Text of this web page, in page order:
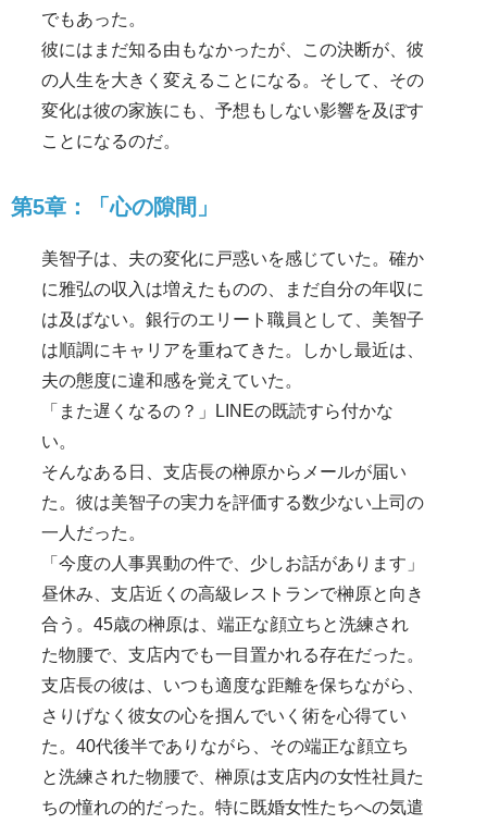
でもあった。
彼にはまだ知る由もなかったが、この決断が、彼
の人生を大きく変えることになる。そして、その
変化は彼の家族にも、予想もしない影響を及ぼす
ことになるのだ。
第5章：「心の隙間」
美智子は、夫の変化に戸惑いを感じていた。確か
に雅弘の収入は増えたものの、まだ自分の年収に
は及ばない。銀行のエリート職員として、美智子
は順調にキャリアを重ねてきた。しかし最近は、
夫の態度に違和感を覚えていた。
「また遅くなるの？」LINEの既読すら付かな
い。
そんなある日、支店長の榊原からメールが届い
た。彼は美智子の実力を評価する数少ない上司の
一人だった。
「今度の人事異動の件で、少しお話があります」
昼休み、支店近くの高級レストランで榊原と向き
合う。45歳の榊原は、端正な顔立ちと洗練され
た物腰で、支店内でも一目置かれる存在だった。
支店長の彼は、いつも適度な距離を保ちながら、
さりげなく彼女の心を掴んでいく術を心得てい
た。40代後半でありながら、その端正な顔立ち
と洗練された物腰で、榊原は支店内の女性社員た
ちの憧れの的だった。特に既婚女性たちへの気遣